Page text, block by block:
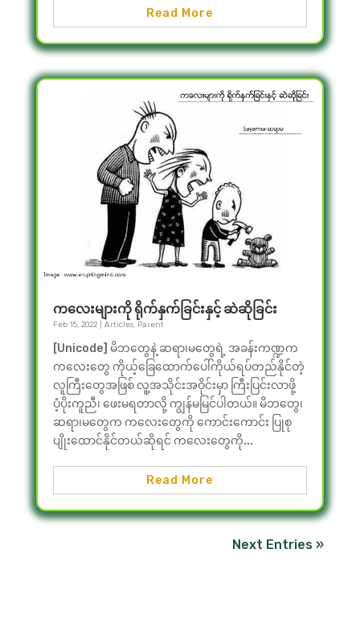
Read More
ကလေးများကို ရိုက်နှက်ခြင်းနှင့် ဆဲဆိုခြင်း
Feb 15, 2022| Articles, Parent
[Unicode] မိဘတွေနဲ့ ဆရာ၊မတွေရဲ့ အခန်းကဏ္ဍက
ကလေးတွေ ကိုယ့်ခြေထောက်ပေါ်ကိုယ်ရပ်တည်နိုင်တဲ့
လူကြီးတွေအဖြစ် လူ့အသိုင်းအဝိုင်းမှာ ကြီးပြင်းလာဖို့
ပံ့ပိုးကူညီ၊ ဖေးမရတာလို့ ကျွန်မမြင်ပါတယ်။ မိဘတွေ၊
ဆရာ၊မတွေက ကလေးတွေကို ကောင်းကောင်း ပြုစု
ပျိုးထောင်နိုင်တယ်ဆိုရင် ကလေးတွေကို...
Read More
Next Entries »